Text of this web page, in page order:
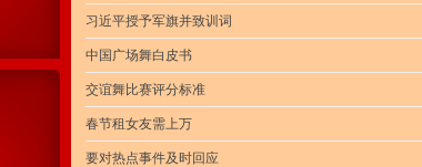
习近平授予军旗并致训词
中国广场舞白皮书
交谊舞比赛评分标准
春节租女友需上万
要对热点事件及时回应